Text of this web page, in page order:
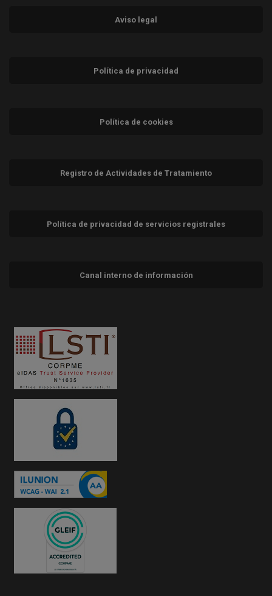
Aviso legal
Política de privacidad
Política de cookies
Registro de Actividades de Tratamiento
Política de privacidad de servicios registrales
Canal interno de información